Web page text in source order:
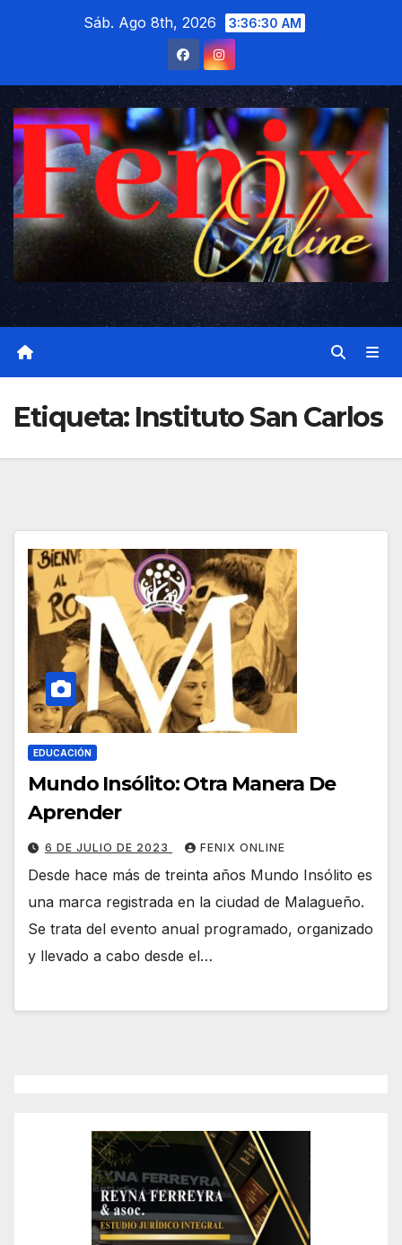
Sáb. Ago 8th, 2026 3:36:31 AM
Etiqueta: Instituto San Carlos
EDUCACIÓN
Mundo Insólito: Otra Manera De
Aprender
6 DE JULIO DE 2023 FENIX ONLINE
Desde hace más de treinta años Mundo Insólito es
una marca registrada en la ciudad de Malagueño.
Se trata del evento anual programado, organizado
y llevado a cabo desde el…